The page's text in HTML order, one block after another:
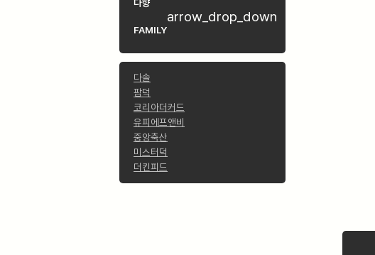
다향
FAMILY
arrow_drop_down
다솔
팜덕
코리아더커드
유피에프앤비
중앙축산
미스터덕
더킨피드